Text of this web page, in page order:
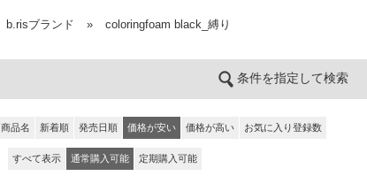
b.risブランド » coloringfoam black_縛り
条件を指定して検索
商品名 新着順 発売日順 価格が安い 価格が高い お気に入り登録数
すべて表示 通常購入可能 定期購入可能